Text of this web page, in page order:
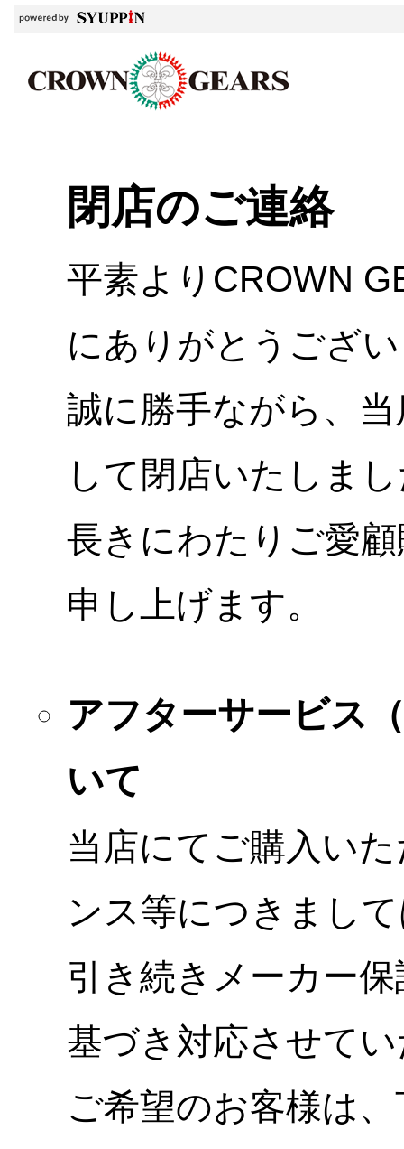
閉店のご連絡
平素よりCROWN
にありがとうござ
誠に勝手ながら、
して閉店いたしま
長きにわたりご愛
申し上げます。
アフターサービス
いて
当店にてご購入い
ンス等につきまし
引き続きメーカー
基づき対応させて
ご希望のお客様は